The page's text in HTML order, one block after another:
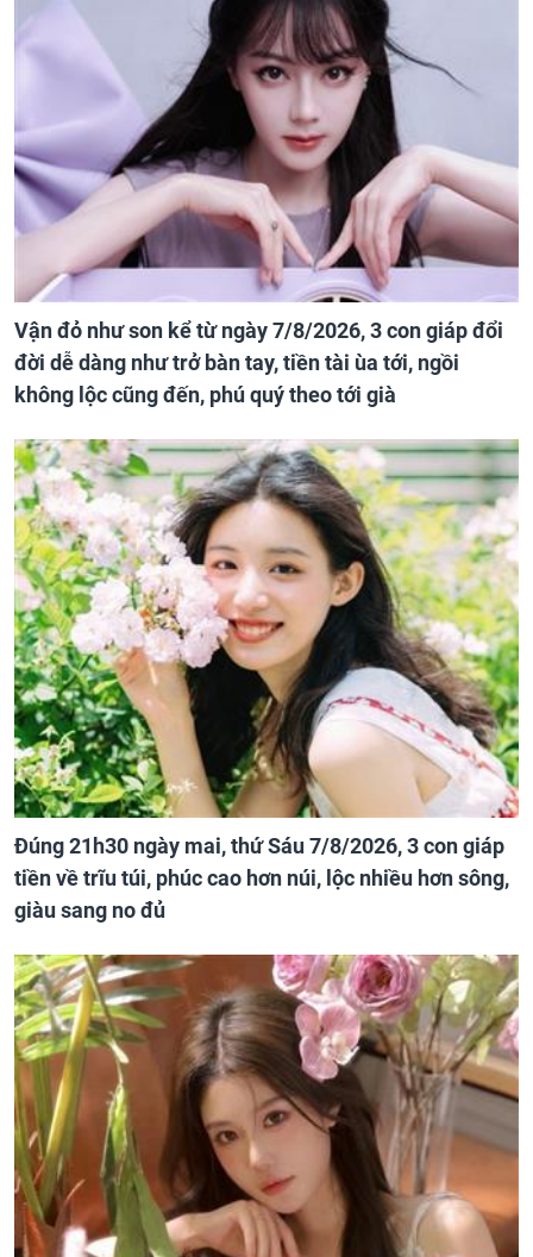
Vận đỏ như son kể từ ngày 7/8/2026, 3 con giáp đổi
đời dễ dàng như trở bàn tay, tiền tài ùa tới, ngồi
không lộc cũng đến, phú quý theo tới già
Đúng 21h30 ngày mai, thứ Sáu 7/8/2026, 3 con giáp
tiền về trĩu túi, phúc cao hơn núi, lộc nhiều hơn sông,
giàu sang no đủ